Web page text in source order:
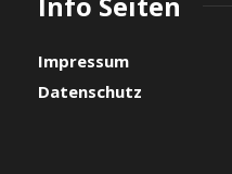
Impressum
Datenschutz